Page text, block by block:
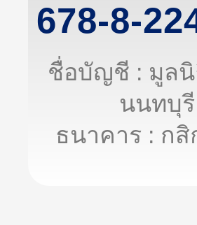
678-8-
ชื่อบัญชี : มูล
นนทบุรี
ธนาคาร : กสิ